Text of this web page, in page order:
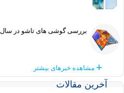
بررسی گوشی های تاشو در سال ۲۰۲۰
مشاهده خبرهای بیشتر
آخرین مقالات